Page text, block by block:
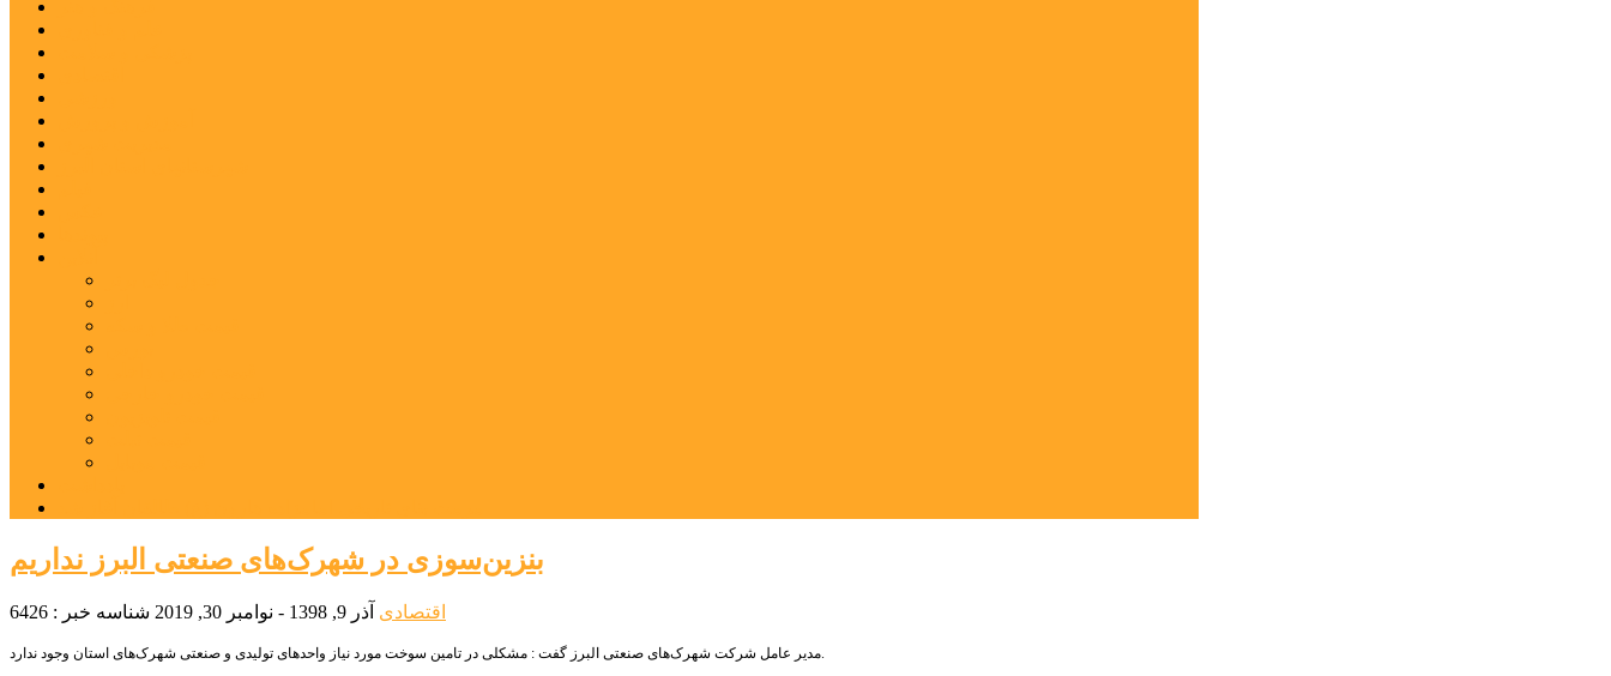
بنزین‌سوزی در شهرک‌های صنعتی البرز نداریم
اقتصادی آذر 9, 1398 - نوامبر 30, 2019 شناسه خبر : 6426
مدیر عامل شرکت شهرک‌های صنعتی البرز گفت : مشکلی در تامین سوخت مورد نیاز واحدهای تولیدی و صنعتی شهرک‌های استان وجود ندارد.